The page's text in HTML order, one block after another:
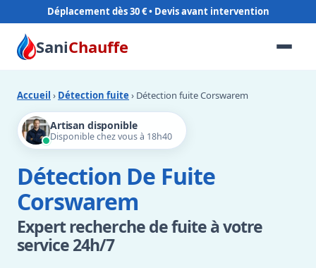
Déplacement dès 30 €
SaniChauffe
Accueil › Détection fuite › Détection fuite Corswarem
Artisan disponible
Disponible chez vous à 18h40
Détection De Fuite
Corswarem
Expert recherche de fuite à votre
service 24h/7